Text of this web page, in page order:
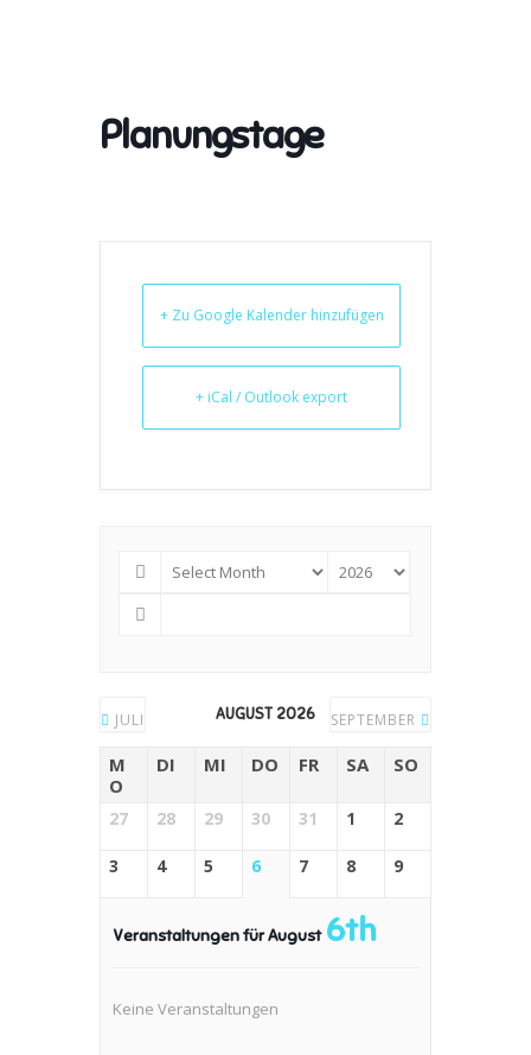
Planungstage
+ Zu Google Kalender hinzufügen
+ iCal / Outlook export
JULI AUGUST 2026 SEPTEMBER
M
O
DI MI DO FR SA SO
27 28 29 30 31 1 2
3 4 5 6 7 8 9
Veranstaltungen für August 6th
Keine Veranstaltungen